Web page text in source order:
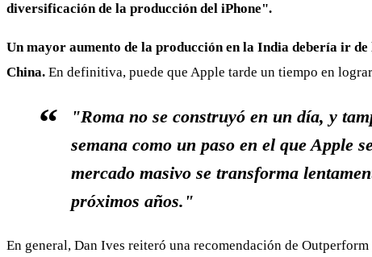
diversificación de la producción del iPhone".
Un mayor aumento de la producción en la India debería ir
China. En definitiva, puede que Apple tarde un tiempo en
"Roma no se construyó en un día, y
semana como un paso en el que Apple
mercado masivo se transforma
próximos años."
En general, Dan Ives reiteró una recomendación de